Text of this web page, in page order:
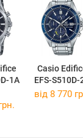
1A
Casio
EFS-S510D-
від 8 770